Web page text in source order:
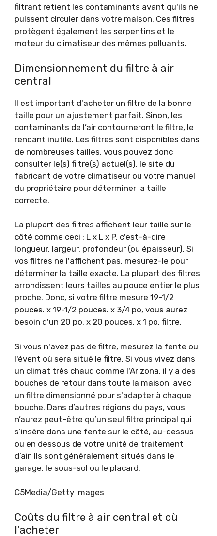
filtrant retient les contaminants avant qu'ils ne
puissent circuler dans votre maison. Ces filtres
protègent également les serpentins et le
moteur du climatiseur des mêmes polluants.
Dimensionnement du filtre à air
central
Il est important d'acheter un filtre de la bonne
taille pour un ajustement parfait. Sinon, les
contaminants de l’air contourneront le filtre, le
rendant inutile. Les filtres sont disponibles dans
de nombreuses tailles, vous pouvez donc
consulter le(s) filtre(s) actuel(s), le site du
fabricant de votre climatiseur ou votre manuel
du propriétaire pour déterminer la taille
correcte.
La plupart des filtres affichent leur taille sur le
côté comme ceci : L x L x P, c'est-à-dire
longueur, largeur, profondeur (ou épaisseur). Si
vos filtres ne l'affichent pas, mesurez-le pour
déterminer la taille exacte. La plupart des filtres
arrondissent leurs tailles au pouce entier le plus
proche. Donc, si votre filtre mesure 19-1/2
pouces. x 19-1/2 pouces. x 3/4 po, vous aurez
besoin d'un 20 po. x 20 pouces. x 1 po. filtre.
Si vous n'avez pas de filtre, mesurez la fente ou
l'évent où sera situé le filtre. Si vous vivez dans
un climat très chaud comme l'Arizona, il y a des
bouches de retour dans toute la maison, avec
un filtre dimensionné pour s'adapter à chaque
bouche. Dans d’autres régions du pays, vous
n’aurez peut-être qu’un seul filtre principal qui
s’insère dans une fente sur le côté, au-dessus
ou en dessous de votre unité de traitement
d’air. Ils sont généralement situés dans le
garage, le sous-sol ou le placard.
C5Media/Getty Images
Coûts du filtre à air central et où
l’acheter